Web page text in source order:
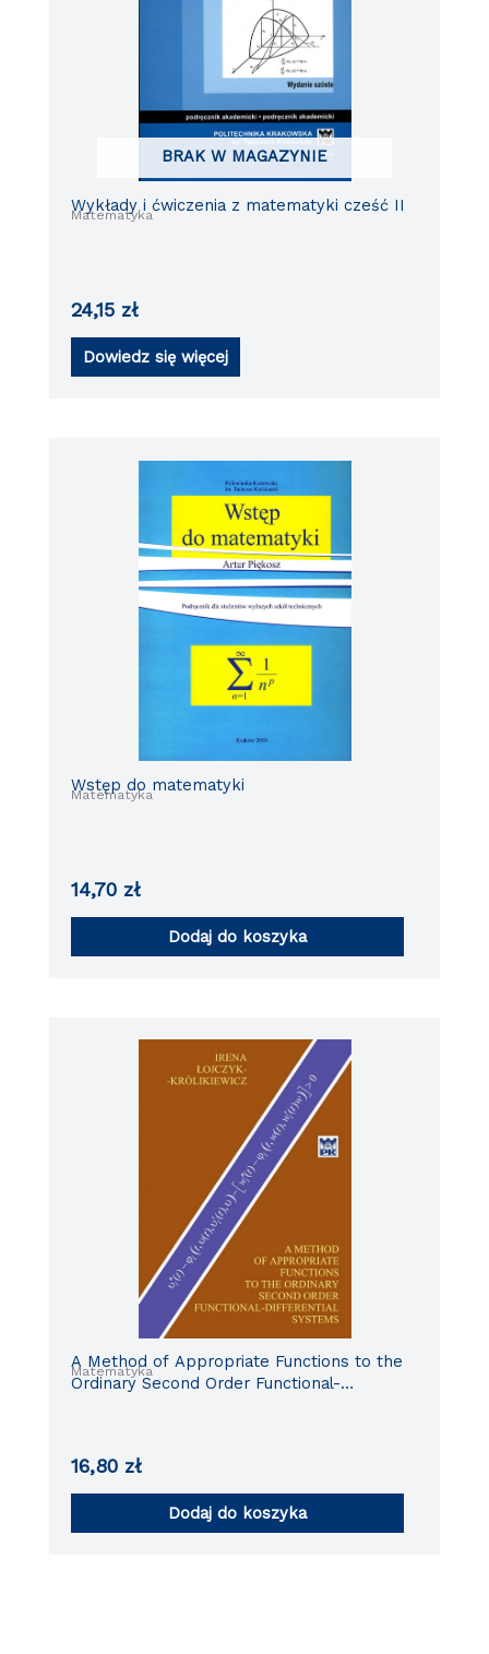
BRAK W MAGAZYNIE
Matematyka
Wykłady i ćwiczenia z matematyki cześć II
24,15 zł
Dowiedz się więcej
Matematyka
Wstęp do matematyki
14,70 zł
Dodaj do koszyka
Matematyka
A Method of Appropriate Functions to the
Ordinary Second Order Functional-
16,80 zł
Dodaj do koszyka